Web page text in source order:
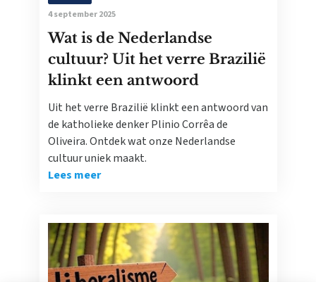
4 september 2025
Wat is de Nederlandse
cultuur? Uit het verre Brazilië
klinkt een antwoord
Uit het verre Brazilië klinkt een antwoord van
de katholieke denker Plinio Corrêa de
Oliveira. Ontdek wat onze Nederlandse
cultuur uniek maakt.
Lees meer